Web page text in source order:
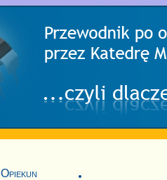
Opiekun